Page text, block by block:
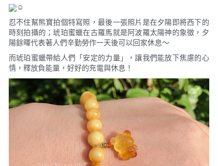
忍不住幫熊寶拍個特寫照，最後一張照片是在夕陽即將西下的
時刻拍攝的；琥珀蜜蠟在古羅馬就是阿波羅太陽神的象徵，夕
陽餘暉代表著人們辛勤勞作一天後可以回家休息～
而琥珀蜜蠟帶給人們「安定的力量」，讓我們能放下焦慮的心
情，釋放負能量，好好的充電與休息！